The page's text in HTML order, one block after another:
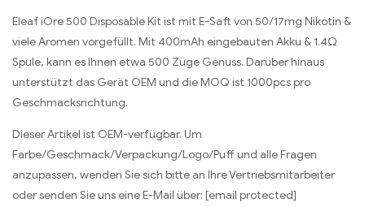
Eleaf iOre 500 Disposable Kit ist mit E-Saft von 50/17mg Nikotin &
viele Aromen vorgefüllt. Mit 400mAh eingebauten Akku & 1.4Ω
Spule, kann es Ihnen etwa 500 Züge Genuss. Darüber hinaus
unterstützt das Gerät OEM und die MOQ ist 1000pcs pro
Geschmacksrichtung.
Dieser Artikel ist OEM-verfügbar. Um
Farbe/Geschmack/Verpackung/Logo/Puff und alle Fragen
anzupassen, wenden Sie sich bitte an Ihre Vertriebsmitarbeiter
oder senden Sie uns eine E-Mail über: [email protected]